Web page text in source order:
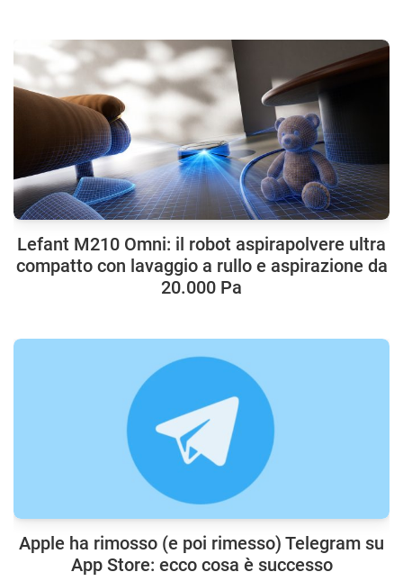
Lefant M210 Omni: il robot aspirapolvere ultra
compatto con lavaggio a rullo e aspirazione da
20.000 Pa
Apple ha rimosso (e poi rimesso) Telegram su
App Store: ecco cosa è successo